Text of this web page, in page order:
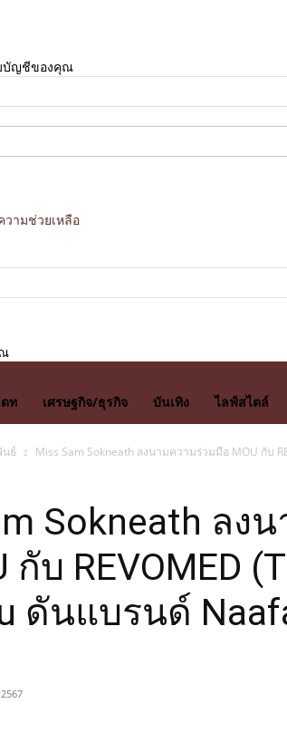
บัญชีของคุณ
ามช่วยเหลือ
ท เศรษฐกิจ/ธุรกิจ บันเทิง ไลฟ์สไตล์
ธ์ Miss Sam Sokneath ลงนามความร่วมมือ MOU กับ
Sokneath ลง
กับ REVOMED
ดันแบรนด์